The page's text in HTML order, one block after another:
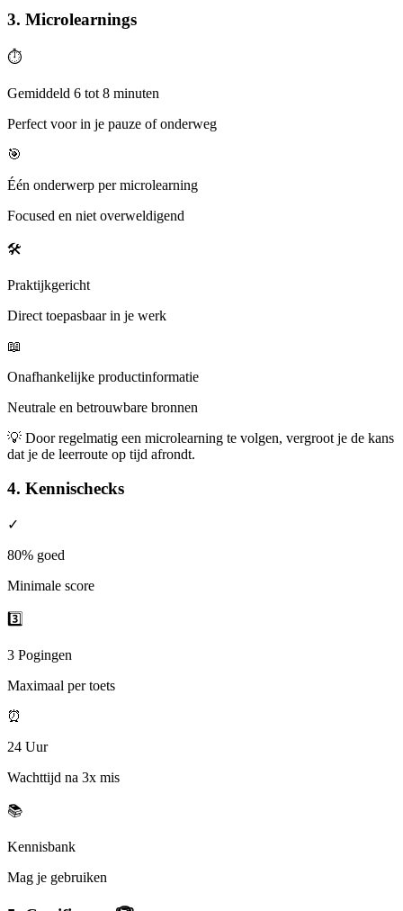
3. Microlearnings
⏱️
Gemiddeld 6 tot 8 minuten
Perfect voor in je pauze of onderweg
🎯
Één onderwerp per microlearning
Focused en niet overweldigend
🛠️
Praktijkgericht
Direct toepasbaar in je werk
📖
Onafhankelijke productinformatie
Neutrale en betrouwbare bronnen
💡 Door regelmatig een microlearning te volgen, vergroot je de kans
dat je de leerroute op tijd afrondt.
4. Kennischecks
✓
80% goed
Minimale score
3️⃣
3 Pogingen
Maximaal per toets
⏰
24 Uur
Wachttijd na 3x mis
📚
Kennisbank
Mag je gebruiken